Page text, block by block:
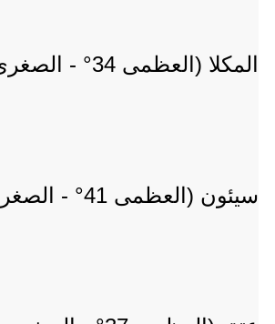
المكلا (العظمى 34° - الصغرى 27°)
سيئون (العظمى 41° - الصغرى 27°)